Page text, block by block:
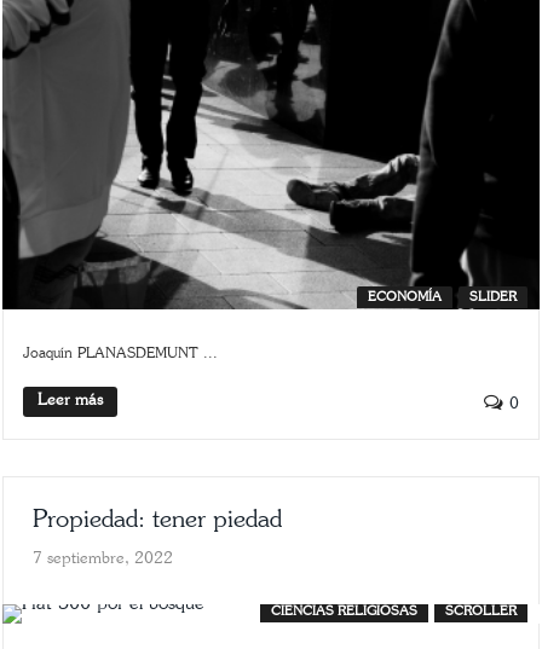
ECONOMÍA SLIDER
Joaquín PLANASDEMUNT ...
Leer más 0
Propiedad: tener piedad
7 septiembre, 2022
CIENCIAS RELIGIOSAS SCROLLER